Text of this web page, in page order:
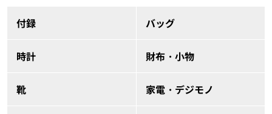
付録 バッグ
時計 財布・小物
靴 家電・デジモノ